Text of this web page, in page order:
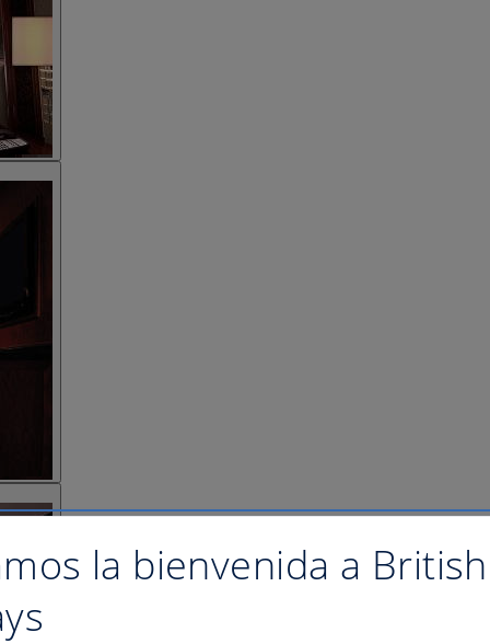
la bienvenida a British